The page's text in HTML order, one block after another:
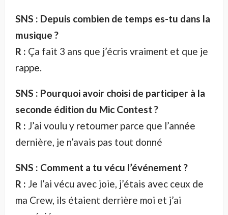
SNS : Depuis combien de temps es-tu dans la
musique ?
R : Ça fait 3 ans que j’écris vraiment et que je
rappe.
SNS : Pourquoi avoir choisi de participer à la
seconde édition du Mic Contest ?
R : J’ai voulu y retourner parce que l’année
dernière, je n’avais pas tout donné
SNS : Comment a tu vécu l’événement ?
R : Je l’ai vécu avec joie, j’étais avec ceux de
ma Crew, ils étaient derrière moi et j’ai